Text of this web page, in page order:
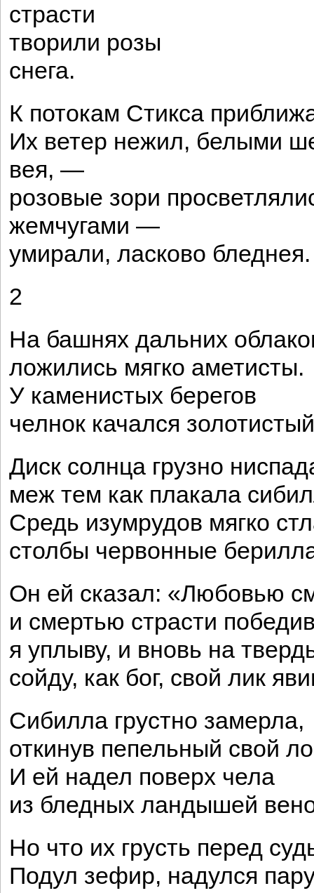
страсти
творили розы
снега.
К потокам Стикса
Их ветер нежил, белыми
вея, —
розовые зори
жемчугами —
умирали, ласково бледнея.
2
На башнях дальних
ложились мягко аметисты.
У каменистых берегов
челнок качался
Диск солнца грузно
меж тем как плакала
Средь изумрудов мягко
столбы червонные
Он ей сказал: «Любовью
и смертью страсти
я уплыву, и вновь на
сойду, как бог, свой лик
Сибилла грустно замерла,
откинув пепельный свой
И ей надел поверх чела
из бледных ландышей
Но что их грусть перед
Подул зефир, надулся